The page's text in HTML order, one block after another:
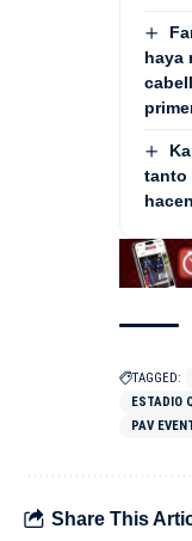
haya
tanto
TAGGED:
ESTADIO
PAV
Share This